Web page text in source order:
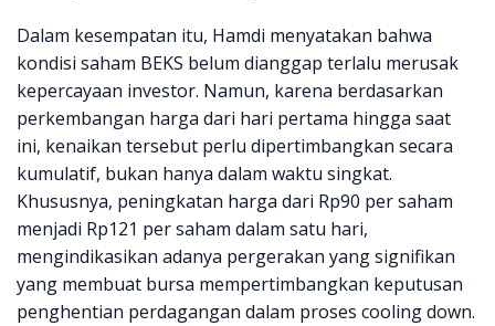
Dalam kesempatan itu, Hamdi menyatakan bahwa
kondisi saham BEKS belum dianggap terlalu merusak
kepercayaan investor. Namun, karena berdasarkan
perkembangan harga dari hari pertama hingga saat
ini, kenaikan tersebut perlu dipertimbangkan secara
kumulatif, bukan hanya dalam waktu singkat.
Khususnya, peningkatan harga dari Rp90 per saham
menjadi Rp121 per saham dalam satu hari,
mengindikasikan adanya pergerakan yang signifikan
yang membuat bursa mempertimbangkan keputusan
penghentian perdagangan dalam proses cooling down.